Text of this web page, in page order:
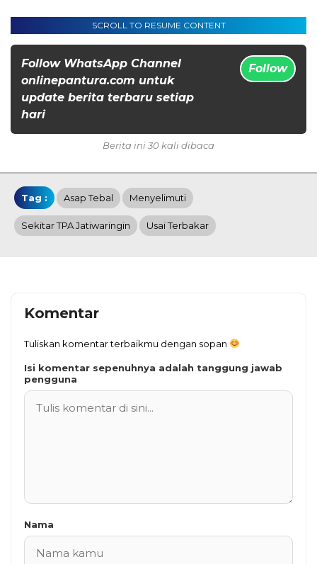
SCROLL TO RESUME CONTENT
Follow WhatsApp Channel
onlinepantura.com untuk
update berita terbaru setiap
hari
Follow
Berita ini 30 kali dibaca
Tag : Asap Tebal Menyelimuti
Sekitar TPA Jatiwaringin Usai Terbakar
Komentar
Tuliskan komentar terbaikmu dengan sopan
Isi komentar sepenuhnya adalah tanggung jawab
pengguna
Nama